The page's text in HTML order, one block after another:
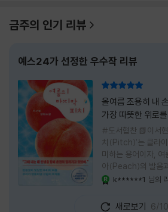
금주의 인기 리뷰
예스24가 선정한 우수작 리뷰
올여름 조용히 내
가장 따뜻한 위로
#도서협찬 📗이서현
치(Pitch)'는 클라이
미하는 용어이자,
아(Peach)의 발음
중의적인 제목 안에
럼 가장 달콤하고 찬
k******1 님의
새로보기 6/10